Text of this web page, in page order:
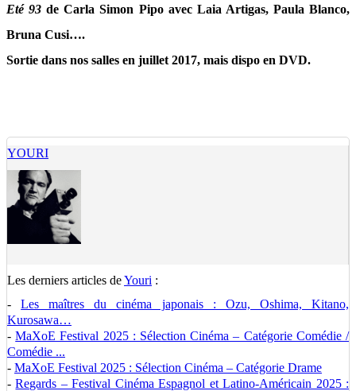
Eté 93de Carla Simon Pipo avec Laia Artigas, Paula Blanco,
Bruna Cusi….
Sortie dans nos salles en juillet 2017, mais dispo en DVD.
YOURI
Les derniers articles deYouri :
-Les maîtres du cinéma japonais : Ozu, Oshima, Kitano,
Kurosawa…
-MaXoE Festival 2025 : Sélection Cinéma – Catégorie Comédie /
Comédie ...
- MaXoE Festival 2025 : Sélection Cinéma – Catégorie Drame
-Regards – Festival Cinéma Espagnol et Latino-Américain 2025 :